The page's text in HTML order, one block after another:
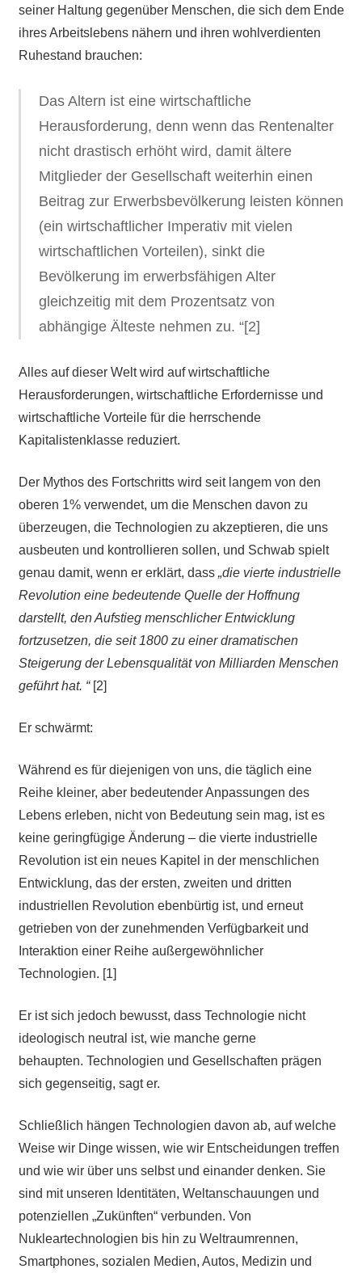
seiner Haltung gegenüber Menschen, die sich dem Ende
ihres Arbeitslebens nähern und ihren wohlverdienten
Ruhestand brauchen:
Das Altern ist eine wirtschaftliche
Herausforderung, denn wenn das Rentenalter
nicht drastisch erhöht wird, damit ältere
Mitglieder der Gesellschaft weiterhin einen
Beitrag zur Erwerbsbevölkerung leisten können
(ein wirtschaftlicher Imperativ mit vielen
wirtschaftlichen Vorteilen), sinkt die
Bevölkerung im erwerbsfähigen Alter
gleichzeitig mit dem Prozentsatz von
abhängige Älteste nehmen zu. “[2]
Alles auf dieser Welt wird auf wirtschaftliche
Herausforderungen, wirtschaftliche Erfordernisse und
wirtschaftliche Vorteile für die herrschende
Kapitalistenklasse reduziert.
Der Mythos des Fortschritts wird seit langem von den
oberen 1% verwendet, um die Menschen davon zu
überzeugen, die Technologien zu akzeptieren, die uns
ausbeuten und kontrollieren sollen, und Schwab spielt
genau damit, wenn er erklärt, dass „die vierte industrielle
Revolution eine bedeutende Quelle der Hoffnung
darstellt, den Aufstieg menschlicher Entwicklung
fortzusetzen, die seit 1800 zu einer dramatischen
Steigerung der Lebensqualität von Milliarden Menschen
geführt hat. “[2]
Er schwärmt:
Während es für diejenigen von uns, die täglich eine
Reihe kleiner, aber bedeutender Anpassungen des
Lebens erleben, nicht von Bedeutung sein mag, ist es
keine geringfügige Änderung – die vierte industrielle
Revolution ist ein neues Kapitel in der menschlichen
Entwicklung, das der ersten, zweiten und dritten
industriellen Revolution ebenbürtig ist, und erneut
getrieben von der zunehmenden Verfügbarkeit und
Interaktion einer Reihe außergewöhnlicher
Technologien. [1]
Er ist sich jedoch bewusst, dass Technologie nicht
ideologisch neutral ist, wie manche gerne
behaupten. Technologien und Gesellschaften prägen
sich gegenseitig, sagt er.
Schließlich hängen Technologien davon ab, auf welche
Weise wir Dinge wissen, wie wir Entscheidungen treffen
und wie wir über uns selbst und einander denken. Sie
sind mit unseren Identitäten, Weltanschauungen und
potenziellen „Zukünften“ verbunden. Von
Nukleartechnologien bis hin zu Weltraumrennen,
Smartphones, sozialen Medien, Autos, Medizin und